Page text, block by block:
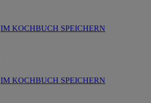
IM KOCHBUCH SPEICHERN
IM KOCHBUCH SPEICHERN